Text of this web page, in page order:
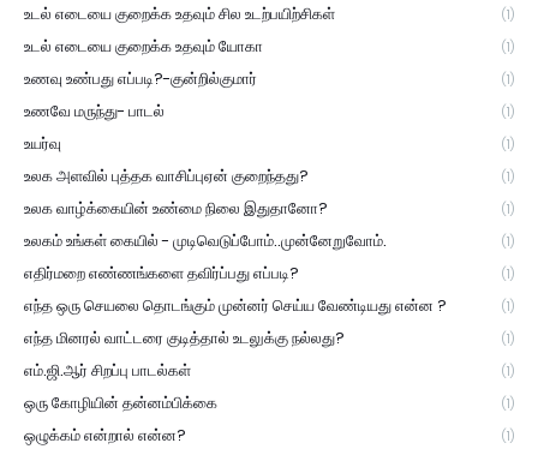
உடல் எடையை குறைக்க உதவும் சில உடற்பயிற்சிகள் (1)
உடல் எடையை குறைக்க உதவும் யோகா (1)
உணவு உண்பது எப்படி?-குன்றில்குமார் (1)
உணவே மருந்து- பாடல் (1)
உயர்வு (1)
உலக அளவில் புத்தக வாசிப்புஏன் குறைந்தது? (1)
உலக வாழ்க்கையின் உண்மை நிலை இதுதானோ? (1)
உலகம் உங்கள் கையில் - முடிவெடுப்போம்..முன்னேறுவோம். (1)
எதிர்மறை எண்ணங்களை தவிர்ப்பது எப்படி? (1)
எந்த ஒரு செயலை தொடங்கும் முன்னர் செய்ய வேண்டியது என்ன ? (1)
எந்த மினரல் வாட்டரை குடித்தால் உடலுக்கு நல்லது? (1)
எம்.ஜி.ஆர் சிறப்பு பாடல்கள் (1)
ஒரு கோழியின் தன்னம்பிக்கை (1)
ஒழுக்கம் என்றால் என்ன? (1)